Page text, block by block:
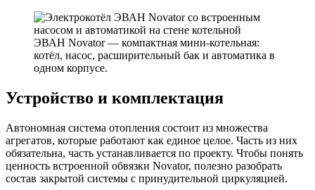
ЭВАН Novator — компактная мини-котельная:
котёл, насос, расширительный бак и автоматика в
одном корпусе.
Устройство и комплектация
Автономная система отопления состоит из множества
агрегатов, которые работают как единое целое. Часть из них
обязательна, часть устанавливается по проекту. Чтобы понять
ценность встроенной обвязки Novator, полезно разобрать
состав закрытой системы с принудительной циркуляцией.